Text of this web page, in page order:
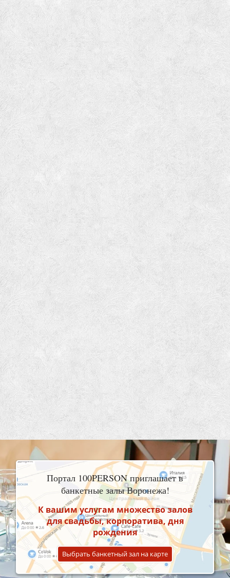
Портал 100PERSON приглашает в
банкетные залы Воронежа!
К вашим услугам множество залов
для свадьбы, корпоратива, дня
рождения
Выбрать банкетный зал на карте